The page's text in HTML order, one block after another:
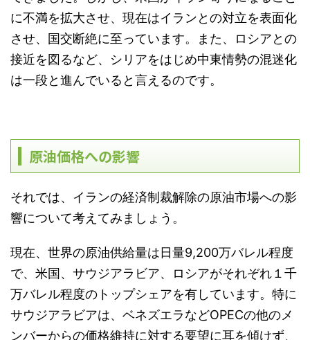
に不満を拡大させ、現在はイランとの対立を表面化
させ、国交断絶に至っています。また、ロシアとの
接近を図るなど、シリアをはじめ中東情勢の混迷化
は一段と進んでいると言えるのです。
原油価格への影響
それでは、イランの経済制裁解除の原油市場への影
響について考えてみましょう。
現在、世界の原油供給量は日量9,200万バレル程度
で、米国、サウジアラビア、ロシアがそれぞれ１千
万バレル程度のトップシェアを有しています。特に
サウジアラビアは、ベネズエラなどOPECの他のメ
ンバーからの価格維持に対する要望に耳を傾けず、